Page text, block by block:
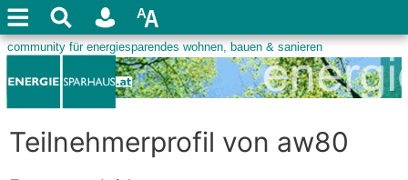
Teilnehmerprofil von aw80